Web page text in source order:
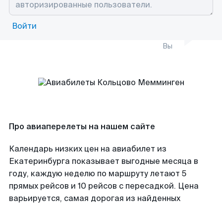
Войти
Вы
Про авиаперелеты на нашем сайте
Календарь низких цен на авиабилет из
Екатеринбурга показывает выгодные месяца в
году, каждую неделю по маршруту летают 5
прямых рейсов и 10 рейсов с пересадкой. Цена
варьируется, самая дорогая из найденных